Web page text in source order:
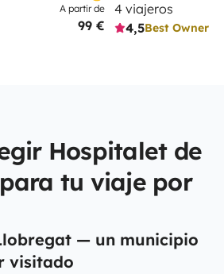
A partir de
99 €
4 viajeros
4,5Best Owner
Hospitalet de
tu viaje por
— un municipio
visitado